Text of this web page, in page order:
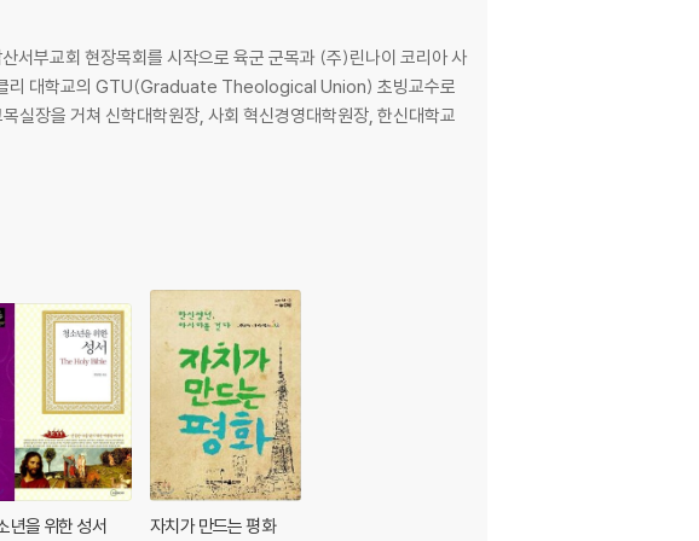
서부교회 현장목회를 시작으로 육군 군목과 (주)린나이 코리아 사
클리 대학교의 GTU(Graduate Theological Union) 초빙교수로
실장을 거쳐 신학대학원장, 사회 혁신경영대학원장, 한신대학교
년을 위한 성서 자치가 만드는 평화